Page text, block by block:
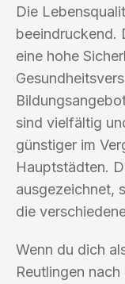
Die
beeindruckend.
eine hohe
sind vielfältig
günstiger im
Hauptstädten.
ausgezeichnet,
die
Wenn du dich
Reutlingen